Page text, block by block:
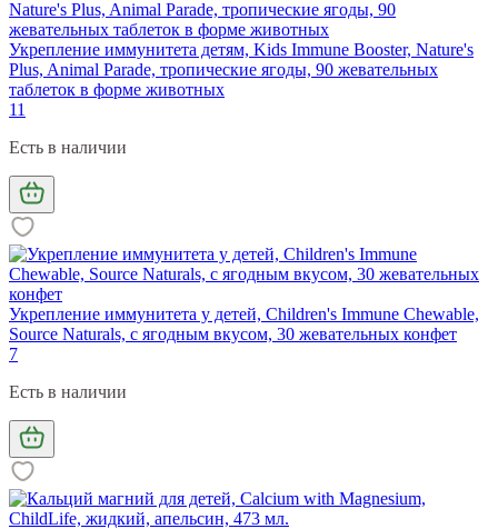
Укрепление иммунитета детям, Kids Immune Booster, Nature's
Plus, Animal Parade, тропические ягоды, 90 жевательных
таблеток в форме животных
11
Есть в наличии
Укрепление иммунитета у детей, Children's Immune Chewable,
Source Naturals, с ягодным вкусом, 30 жевательных конфет
7
Есть в наличии